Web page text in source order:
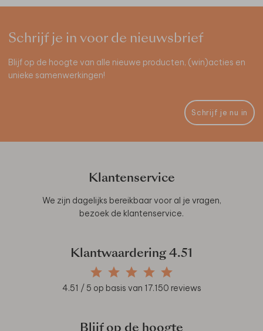
Schrijf je in voor de nieuwsbrief
Blijf op de hoogte van alle nieuwe producten, (win)acties en
unieke samenwerkingen!
Schrijf je nu in
Klantenservice
We zijn dagelijks bereikbaar voor al je vragen,
bezoek de klantenservice.
Klantwaardering 4.51
4.51 / 5 op basis van 17.150 reviews
Blijf op de hoogte